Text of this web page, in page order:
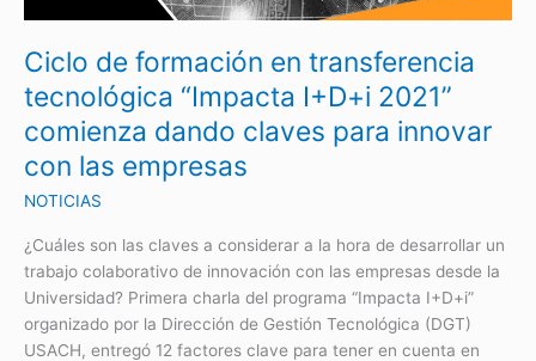
Ciclo de formación en transferencia
tecnológica “Impacta I+D+i 2021”
comienza dando claves para innovar
con las empresas
NOTICIAS
¿Cuáles son las claves a considerar a la hora de desarrollar un
trabajo colaborativo de innovación con las empresas desde la
Universidad? Primera charla del programa “Impacta I+D+i”
organizado por la Dirección de Gestión Tecnológica (DGT)
USACH, entregó 12 factores clave para tener en cuenta en
I+D+i
2021”
comienza
dando
claves
con
las
empresas